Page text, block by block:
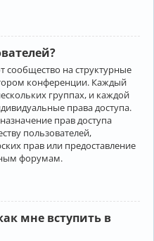
сообщество на структурные
конференции. Каждый
группах, и каждой
права доступа.
прав доступа
пользователей,
прав или предоставление
форумам.
мне вступить в